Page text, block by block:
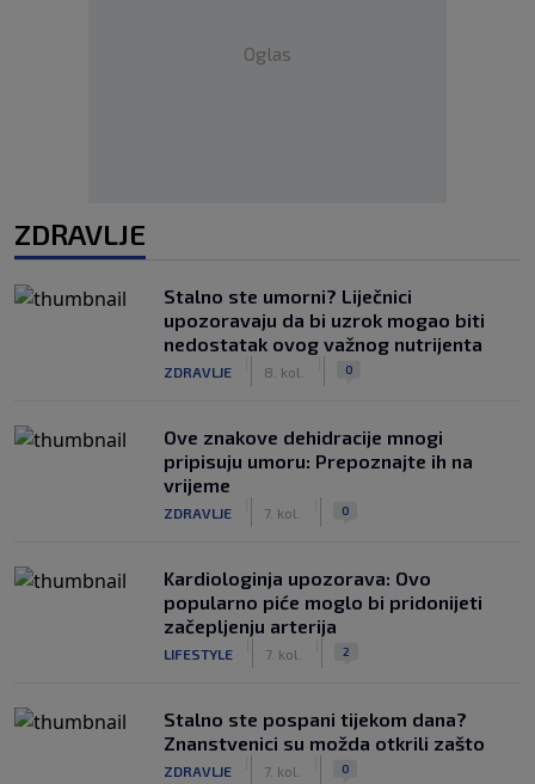
Oglas
ZDRAVLJE
Stalno ste umorni? Liječnici
upozoravaju da bi uzrok mogao biti
nedostatak ovog važnog nutrijenta
ZDRAVLJE 8. kol. 0
Ove znakove dehidracije mnogi
pripisuju umoru: Prepoznajte ih na
vrijeme
ZDRAVLJE 7. kol. 0
Kardiologinja upozorava: Ovo
popularno piće moglo bi pridonijeti
začepljenju arterija
LIFESTYLE 7. kol. 2
Stalno ste pospani tijekom dana?
Znanstvenici su možda otkrili zašto
ZDRAVLJE 7. kol. 0